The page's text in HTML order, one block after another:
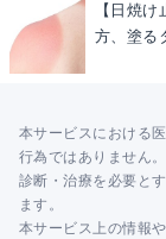
【日焼
方、塗る
本サービスにおける
行為ではありません。
診断・治療を必要と
ます。
本サービス上の情報